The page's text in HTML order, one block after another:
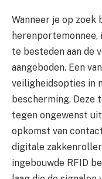
Wanneer je op zoek
te besteden aan de
aangeboden. Een
veiligheidsopties in
bescherming. Deze
tegen ongewenst
opkomst van
digitale
ingebouwde RFID